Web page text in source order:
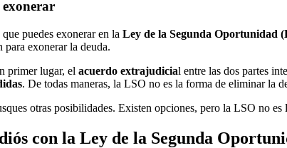
exonerar
puedes exonerar en la Ley de la Segunda Oportunidad
exonerar la deuda.
primer lugar, el acuerdo extrajudicial entre las dos partes
. De todas maneras, la LSO no es la forma de eliminar la
otras posibilidades. Existen opciones, pero la LSO no
con la Ley de la Segunda